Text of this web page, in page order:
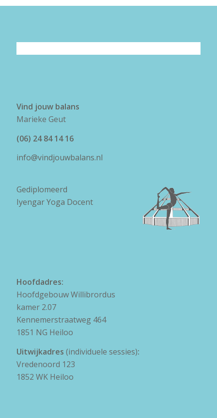
Vind jouw balans
Marieke Geut
(06) 24 84 14 16
info@vindjouwbalans.nl
Gediplomeerd
Iyengar Yoga Docent
Hoofdadres:
Hoofdgebouw Willibrordus
kamer 2.07
Kennemerstraatweg 464
1851 NG Heiloo
Uitwijkadres (individuele sessies):
Vredenoord 123
1852 WK Heiloo